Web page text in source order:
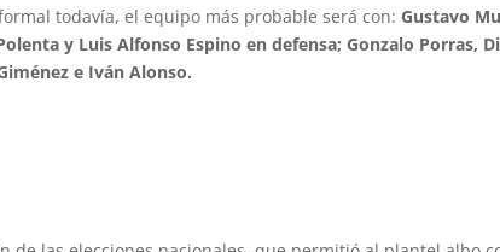
todavía, el equipo más probable será con: Gustavo
y Luis Alfonso Espino en defensa; Gonzalo Porras,
e Iván Alonso.